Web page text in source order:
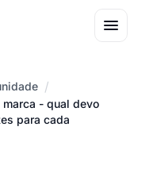
/
- qual devo
para cada